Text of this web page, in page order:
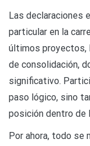
Las declaraciones
particular en la
últimos proyectos,
de consolidación,
significativo.
paso lógico, sino
posición dentro de
Por ahora, todo se